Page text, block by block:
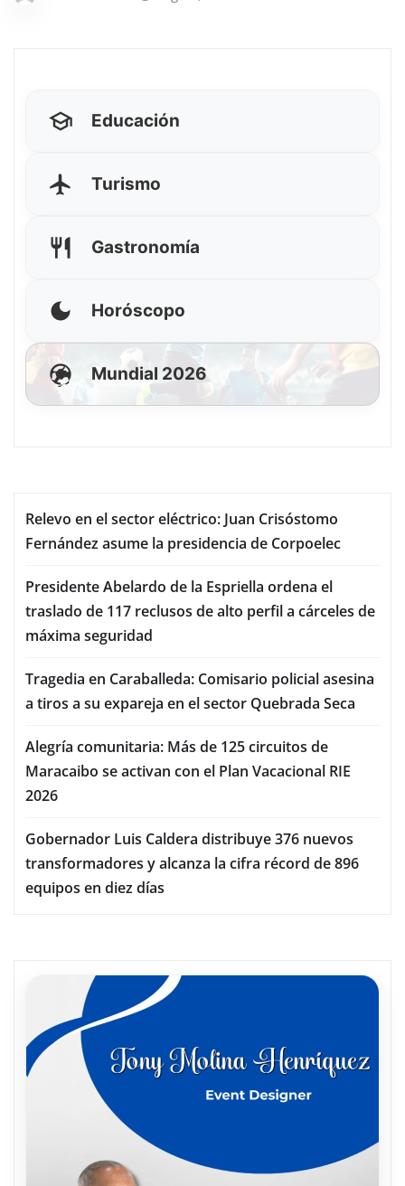
Educación
Turismo
Gastronomía
Horóscopo
Mundial 2026
Relevo en el sector eléctrico: Juan Crisóstomo
Fernández asume la presidencia de Corpoelec
Presidente Abelardo de la Espriella ordena el
traslado de 117 reclusos de alto perfil a cárceles de
máxima seguridad
Tragedia en Caraballeda: Comisario policial asesina
a tiros a su expareja en el sector Quebrada Seca
Alegría comunitaria: Más de 125 circuitos de
Maracaibo se activan con el Plan Vacacional RIE
2026
Gobernador Luis Caldera distribuye 376 nuevos
transformadores y alcanza la cifra récord de 896
equipos en diez días